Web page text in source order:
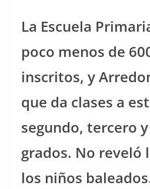
La Escuela
poco menos de
inscritos, y
que da clases a
segundo, tercero
grados. No reveló
los niños